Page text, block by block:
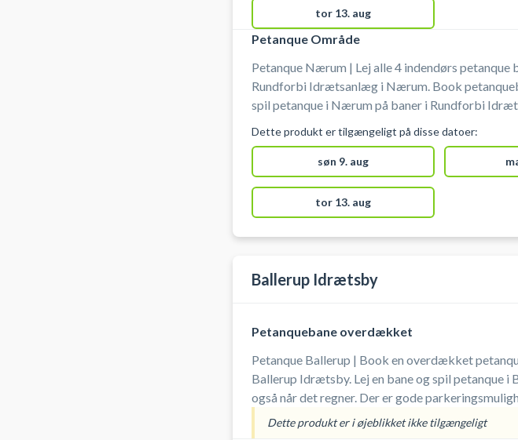
tor 13. aug
Petanque Område
Petanque Nærum | Lej alle 4 indendørs petanque
Rundforbi Idrætsanlæg i Nærum. Book
spil petanque i Nærum på baner i Rundforbi
kontakte halvagten på tlf.nr. 45 80 45 25.
Dette produkt er tilgængeligt på disse datoer:
søn 9. aug
tor 13. aug
Ballerup Idrætsby
Petanquebane overdækket
Petanque Ballerup | Book en overdækket
Ballerup Idrætsby. Lej en bane og spil petanque i
også når det regner. Der er gode
du medbringer selv udstyr.
Dette produkt er i øjeblikket ikke tilgængeligt